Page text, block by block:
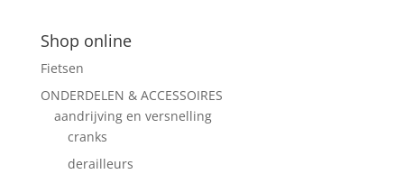
Shop online
Fietsen
ONDERDELEN & ACCESSOIRES
aandrijving en versnelling
cranks
derailleurs